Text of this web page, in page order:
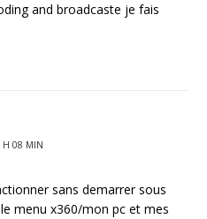
and broadcaste je fais
H 08 MIN
sans demarrer sous
menu x360/mon pc et mes